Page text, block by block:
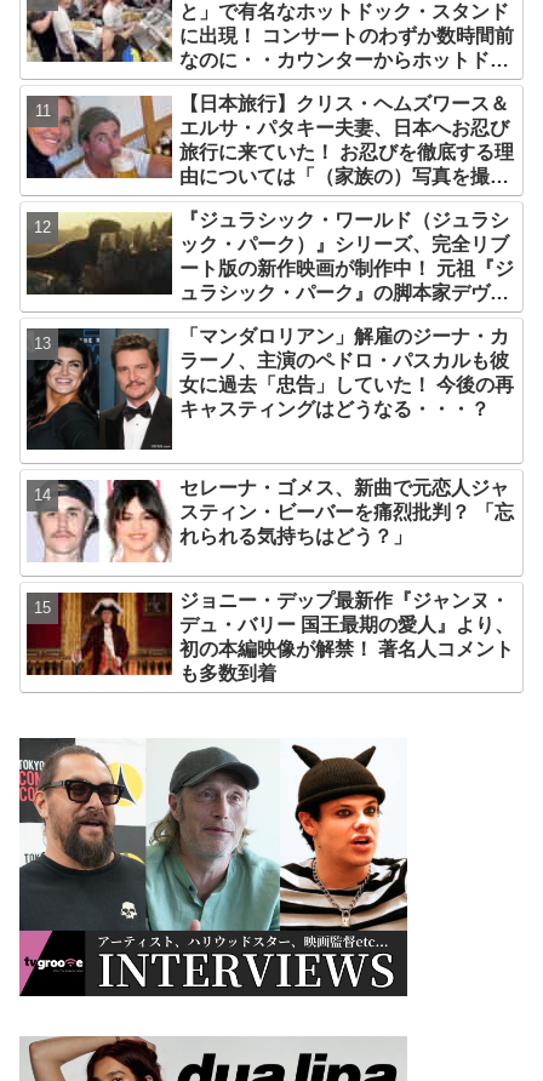
と」で有名なホットドック・スタンド
に出現！ コンサートのわずか数時間前
なのに・・カウンターからホットドッ
クを提供、ファンは大興奮［写真あ
り］
【日本旅行】クリス・ヘムズワース＆
エルサ・パタキー夫妻、日本へお忍び
旅行に来ていた！ お忍びを徹底する理
由については「（家族の）写真を撮ら
れるとキレそうになる」からという過
去の発言も
『ジュラシック・ワールド（ジュラシ
ック・パーク）』シリーズ、完全リブ
ート版の新作映画が制作中！ 元祖『ジ
ュラシック・パーク』の脚本家デヴィ
ッド・コープが関与
「マンダロリアン」解雇のジーナ・カ
ラーノ、主演のペドロ・パスカルも彼
女に過去「忠告」していた！ 今後の再
キャスティングはどうなる・・・？
セレーナ・ゴメス、新曲で元恋人ジャ
スティン・ビーバーを痛烈批判？ 「忘
れられる気持ちはどう？」
ジョニー・デップ最新作『ジャンヌ・
デュ・バリー 国王最期の愛人』より、
初の本編映像が解禁！ 著名人コメント
も多数到着